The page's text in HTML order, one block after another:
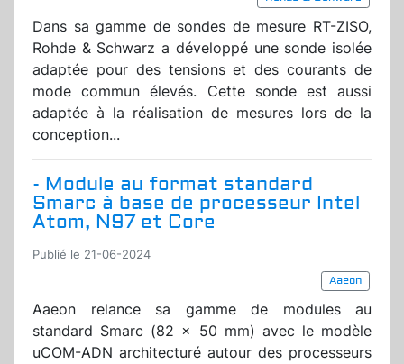
Dans sa gamme de sondes de mesure RT-ZISO,
Rohde & Schwarz a développé une sonde isolée
adaptée pour des tensions et des courants de
mode commun élevés. Cette sonde est aussi
adaptée à la réalisation de mesures lors de la
conception...
- Module au format standard
Smarc à base de processeur Intel
Atom, N97 et Core
Publié le 21-06-2024
Aaeon
Aaeon relance sa gamme de modules au
standard Smarc (82 x 50 mm) avec le modèle
uCOM-ADN architecturé autour des processeurs